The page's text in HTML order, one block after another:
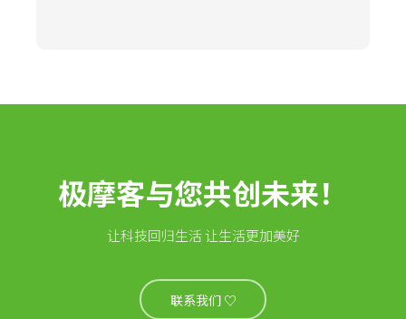
极摩客与您共创未来！
让科技回归生活 让生活更加美好
联系我们 ♡